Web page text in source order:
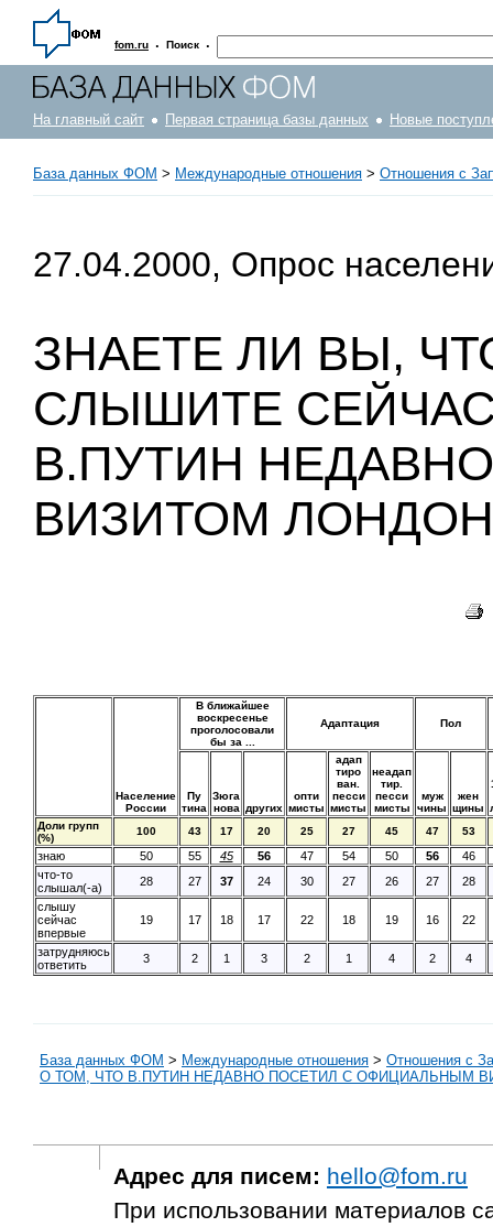
fom.ru · Поиск ·
На главный сайт Первая страница базы данных Новые
База данных ФОМ > Международные отношения > Отношения с
27.04.2000, Опрос
ЗНАЕТЕ ЛИ ВЫ,
СЛЫШИТЕ
В.ПУТИН
ВИЗИТОМ
Население
России
В ближайшее
воскресенье
проголосовали
бы за ...
Адаптация Пол
Пу
тина
Зюга
нова
других
опти
мисты
адап
тиро
ван.
песси
мисты
неадап
тир.
песси
мисты
муж
чины
жен
щины
Доли групп
(%)
100 43 17 20 25 27 45 47 53
знаю 50 55 45 56 47 54 50 56 46
что-то
слышал(-а)
28 27 37 24 30 27 26 27 28
слышу
сейчас
впервые
19 17 18 17 22 18 19 16 22
затрудняюсь
ответить
3 2 1 3 2 1 4 2 4
База данных ФОМ > Международные отношения > Отношения с
О ТОМ, ЧТО В.ПУТИН НЕДАВНО ПОСЕТИЛ С ОФИЦИАЛЬНЫМ
Адрес для писем: hello@fom.ru
При использовании материалов